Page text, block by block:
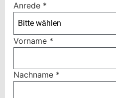
Anrede *
Bitte wählen
Vorname *
Nachname *